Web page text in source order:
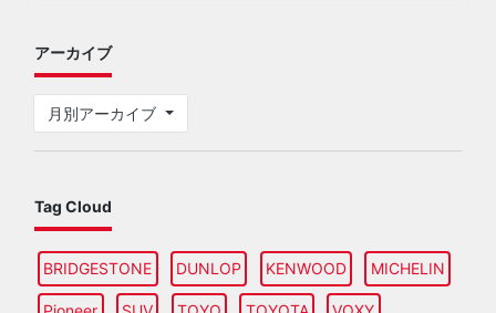
アーカイブ
月別アーカイブ
Tag Cloud
BRIDGESTONE DUNLOP KENWOOD MICHELIN